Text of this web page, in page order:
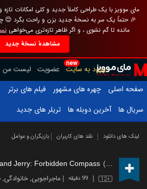
مای موویز با یک طراحی کاملاً جدید و کلی امکانات
🎉 حتماً یک سر به نسخهٔ جدید بزن و راحت بگرد 😊
مانده تا گم نشوی ، و اگر ظاهر تازه‌تری می‌خواهی
مشاهدهٔ نسخهٔ جدید
new
ورود به سایت عضویت لیست من
صفحه اصلی
چهره های مشهور
فیلم های برتر
سریال ها
آخرین دوبله ها تریلر های جدید
لینک های دانلود نقد های کاربران بازیگران و عوامل
Jerry: Forbidden Compass (2025)
12+ 99 دقیقه ماجراجویی,خانوادگی,